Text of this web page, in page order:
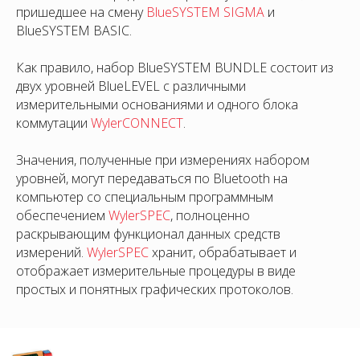
пришедшее на смену BlueSYSTEM SIGMA и
BlueSYSTEM BASIC.
Как правило, набор BlueSYSTEM BUNDLE состоит из
двух уровней BlueLEVEL с различными
измерительными основаниями и одного блока
коммутации WylerCONNECT.
Значения, полученные при измерениях набором
уровней, могут передаваться по Bluetooth на
компьютер со специальным программным
обеспечением WylerSPEC, полноценно
раскрывающим функционал данных средств
измерений. WylerSPECхранит, обрабатывает и
отображает измерительные процедуры в виде
простых и понятных графических протоколов.